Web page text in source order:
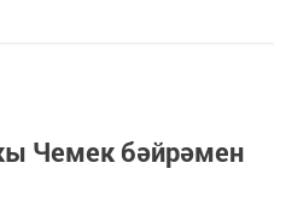
Чемек бәйрәмен